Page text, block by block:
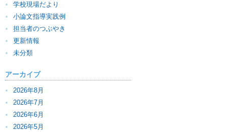
学校現場だより
小論文指導実践例
担当者のつぶやき
更新情報
未分類
アーカイブ
2026年8月
2026年7月
2026年6月
2026年5月